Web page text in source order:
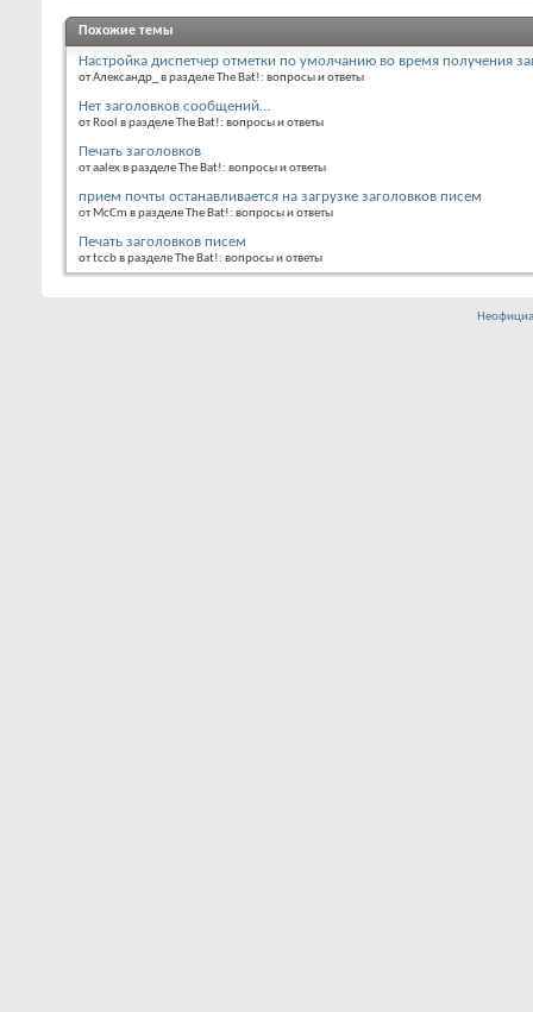
Похожие темы
Настройка диспетчер отметки по умолчанию во время получения
от Александр_ в разделе The Bat!: вопросы и ответы
Нет заголовков сообщений…
от Rool в разделе The Bat!: вопросы и ответы
Печать заголовков
от aalex в разделе The Bat!: вопросы и ответы
прием почты останавливается на загрузке заголовков писем
от McCm в разделе The Bat!: вопросы и ответы
Печать заголовков писем
от tccb в разделе The Bat!: вопросы и ответы